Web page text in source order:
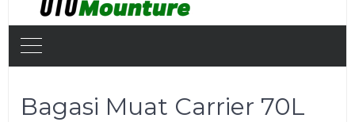
Bagasi Muat Carrier 70L